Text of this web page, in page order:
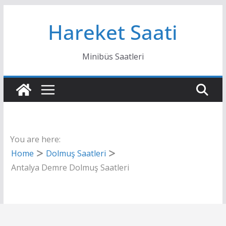
Hareket Saati
Minibüs Saatleri
You are here:
Home
Dolmuş Saatleri
Antalya Demre Dolmuş Saatleri